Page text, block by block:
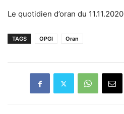
Le quotidien d’oran du 11.11.2020
TAGS OPGI Oran